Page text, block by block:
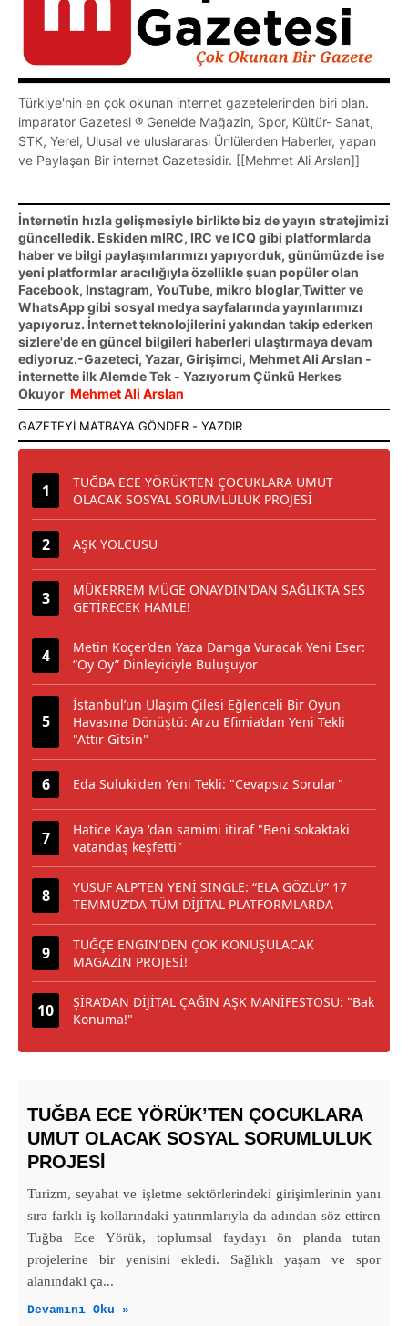
Türkiye'nin en çok okunan internet gazetelerinden biri olan.
imparator Gazetesi ® Genelde Mağazin, Spor, Kültür- Sanat,
STK, Yerel, Ulusal ve uluslararası Ünlülerden Haberler, yapan
ve Paylaşan Bir internet Gazetesidir. [[Mehmet Ali Arslan]]
İnternetin hızla gelişmesiyle birlikte biz de yayın stratejimizi
güncelledik. Eskiden mIRC, IRC ve ICQ gibi platformlarda
haber ve bilgi paylaşımlarımızı yapıyorduk, günümüzde ise
yeni platformlar aracılığıyla özellikle şuan popüler olan
Facebook, Instagram, YouTube, mikro bloglar,Twitter ve
WhatsApp gibi sosyal medya sayfalarında yayınlarımızı
yapıyoruz. İnternet teknolojilerini yakından takip ederken
sizlere'de en güncel bilgileri haberleri ulaştırmaya devam
ediyoruz.-Gazeteci, Yazar, Girişimci, Mehmet Ali Arslan -
internette ilk Alemde Tek - Yazıyorum Çünkü Herkes
Okuyor Mehmet Ali Arslan
TUĞBA ECE YÖRÜK’TEN ÇOCUKLARA UMUT
OLACAK SOSYAL SORUMLULUK PROJESİ
AŞK YOLCUSU
MÜKERREM MÜGE ONAYDIN'DAN SAĞLIKTA SES
GETİRECEK HAMLE!
Metin Koçer’den Yaza Damga Vuracak Yeni Eser:
“Oy Oy” Dinleyiciyle Buluşuyor
İstanbul’un Ulaşım Çilesi Eğlenceli Bir Oyun
Havasına Dönüştü: Arzu Efimia’dan Yeni Tekli
"Attır Gitsin"
Eda Suluki'den Yeni Tekli: "Cevapsız Sorular"
Hatice Kaya 'dan samimi itiraf "Beni sokaktaki
vatandaş keşfetti"
YUSUF ALP’TEN YENİ SINGLE: “ELA GÖZLÜ” 17
TEMMUZ’DA TÜM DİJİTAL PLATFORMLARDA
TUĞÇE ENGİN'DEN ÇOK KONUŞULACAK
MAGAZİN PROJESİ!
ŞİRA’DAN DİJİTAL ÇAĞIN AŞK MANİFESTOSU: "Bak
Konuma!"
TUĞBA ECE YÖRÜK’TEN ÇOCUKLARA
UMUT OLACAK SOSYAL SORUMLULUK
PROJESİ
Turizm, seyahat ve işletme sektörlerindeki girişimlerinin yanı
sıra farklı iş kollarındaki yatırımlarıyla da adından söz ettiren
Tuğba Ece Yörük, toplumsal faydayı ön planda tutan
projelerine bir yenisini ekledi. Sağlıklı yaşam ve spor
alanındaki ça...
Devamını Oku »